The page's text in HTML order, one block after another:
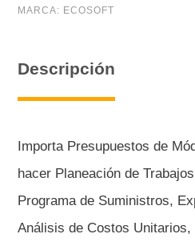
Integral
meses)
cantidad
MARCA: ECOSOFT
Descripción
Importa Presupuestos de
hacer Planeación de
Programa de Suministros,
Análisis de Costos